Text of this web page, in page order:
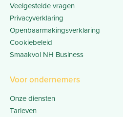
Veelgestelde vragen
Privacyverklaring
Openbaarmakingsverklaring
Cookiebeleid
Smaakvol NH Business
Voor ondernemers
Onze diensten
Tarieven